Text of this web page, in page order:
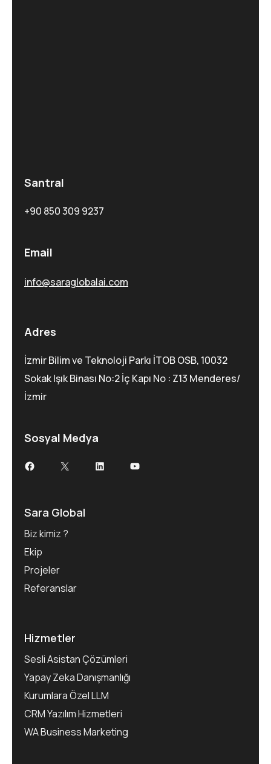
Santral
+90 850 309 9237
Email
info@saraglobalai.com
Adres
İzmir Bilim ve Teknoloji Parkı İTOB OSB, 10032
Sokak Işık Binası No:2 İç Kapı No : Z13 Menderes/
İzmir
Sosyal Medya
Facebook
X LinkedInYouTube
Sara Global
Biz kimiz ?
Ekip
Projeler
Referanslar
Hizmetler
Sesli Asistan Çözümleri
Yapay Zeka Danışmanlığı
Kurumlara Özel LLM
CRM Yazılım Hizmetleri
WA Business Marketing